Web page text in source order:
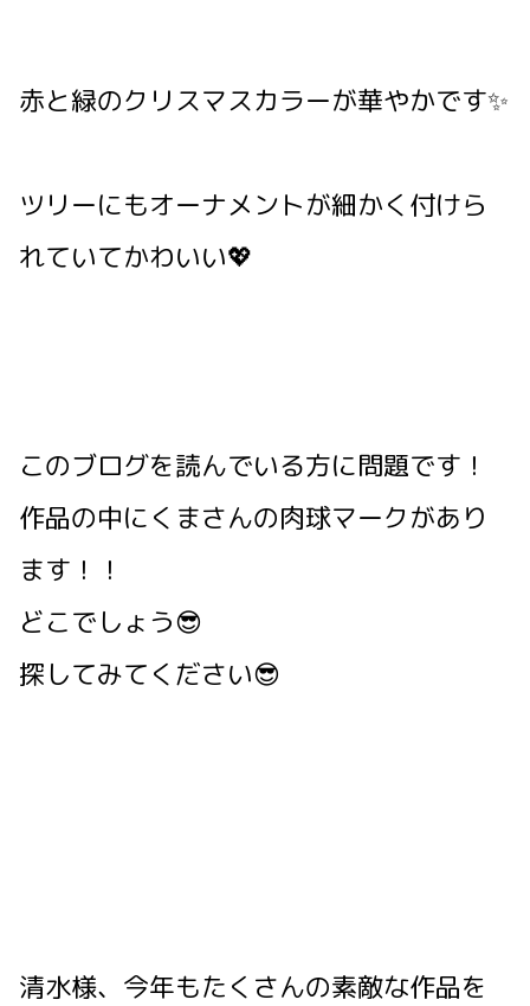
赤と緑のクリスマスカラーが華やかです✨
ツリーにもオーナメントが細かく付けら
れていてかわいい💖
このブログを読んでいる方に問題です！
作品の中にくまさんの肉球マークがあり
ます！！
どこでしょう😎
探してみてください😎
清水様、今年もたくさんの素敵な作品を